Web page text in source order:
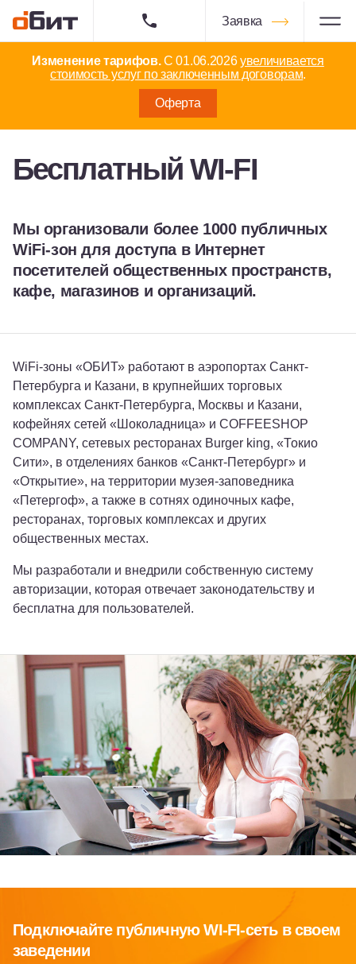
Изменение тарифов.С 01.06.2026увеличивается
стоимость услуг по заключенным договорам.
Оферта
Заявка
Бесплатный WI-FI
Мы организовали более 1000 публичных
WiFi-зон для доступа в Интернет
посетителей общественных пространств,
кафе, магазинов и организаций.
WiFi-зоны «ОБИТ» работают в аэропортах Санкт-
Петербурга и Казани, в крупнейших торговых
комплексах Санкт-Петербурга, Москвы и Казани,
кофейнях сетей «Шоколадница» и COFFEESHOP
COMPANY, сетевых ресторанах Burger king, «Токио
Сити», в отделениях банков «Санкт-Петербург» и
«Открытие», на территории музея-заповедника
«Петергоф», а также в сотнях одиночных кафе,
ресторанах, торговых комплексах и других
общественных местах.
Мы разработали и внедрили собственную систему
авторизации, которая отвечает законодательству и
бесплатна для пользователей.
Подключайте публичную WI-FI-сеть в своем
заведении